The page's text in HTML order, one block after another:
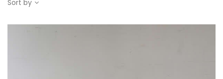
Sort by